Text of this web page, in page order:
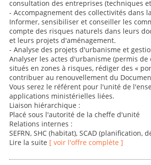
consultation des entreprises (techniques
- Accompagnement des collectivités dans
Informer, sensibiliser et conseiller les
compte des risques naturels dans leurs
et leurs projets d'aménagement.
- Analyse des projets d'urbanisme et
Analyser les actes d'urbanisme (permis
situés en zones à risques, rédiger des «
contribuer au renouvellement du
Vous serez le référent pour l'unité de
applications ministérielles liées.
Liaison hiérarchique :
Placé sous l'autorité de la cheffe d'unité
Relations internes :
SEFRN, SHC (habitat), SCAD (planification,
Lire la suite [ voir l'offre complète ]